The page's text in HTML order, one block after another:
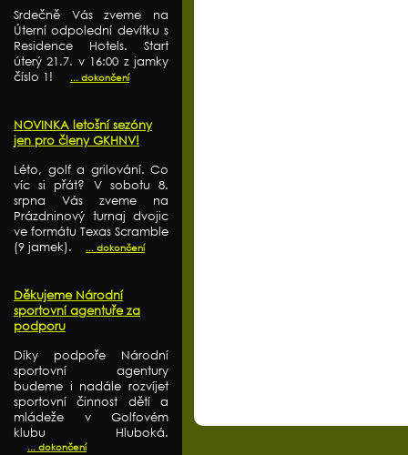
Srdečně Vás zveme na
Úterní odpolední devítku s
Residence Hotels. Start
úterý 21.7. v 16:00 z jamky
číslo 1!
... dokončení
NOVINKA letošní sezóny
jen pro členy GKHNV!
Léto, golf a grilování. Co
víc si přát? V sobotu 8.
srpna Vás zveme na
Prázdninový turnaj dvojic
ve formátu Texas Scramble
(9 jamek).
... dokončení
Děkujeme Národní
sportovní agentuře za
podporu
Díky podpoře Národní
sportovní agentury
budeme i nadále rozvíjet
sportovní činnost dětí a
mládeže v Golfovém
klubu Hluboká.
... dokončení